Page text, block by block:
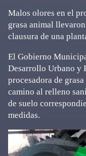
Malos olores en el
grasa animal
clausura de una
El Gobierno
Desarrollo Urbano y
procesadora de
camino al relleno
de suelo
medidas.